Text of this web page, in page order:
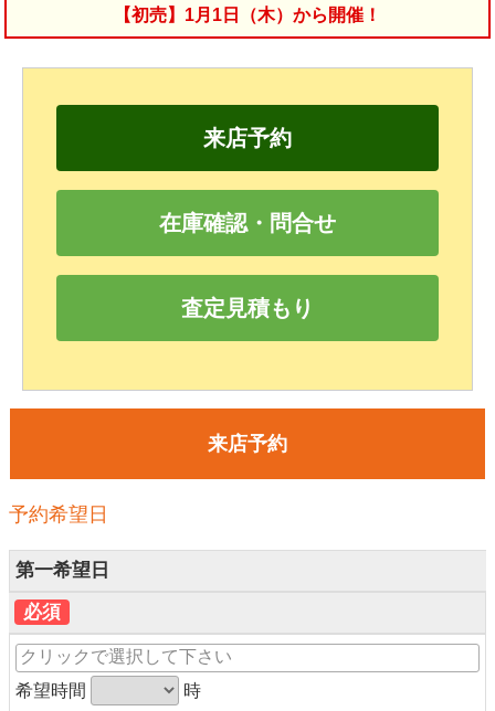
【初売】1月1日（木）から開催！
来店予約
在庫確認・問合せ
査定見積もり
来店予約
予約希望日
第一希望日
必須
希望時間 時